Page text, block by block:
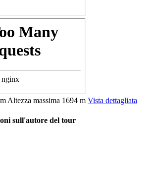
Altezza massima 1694 m Vista dettagliata
sull'autore del tour